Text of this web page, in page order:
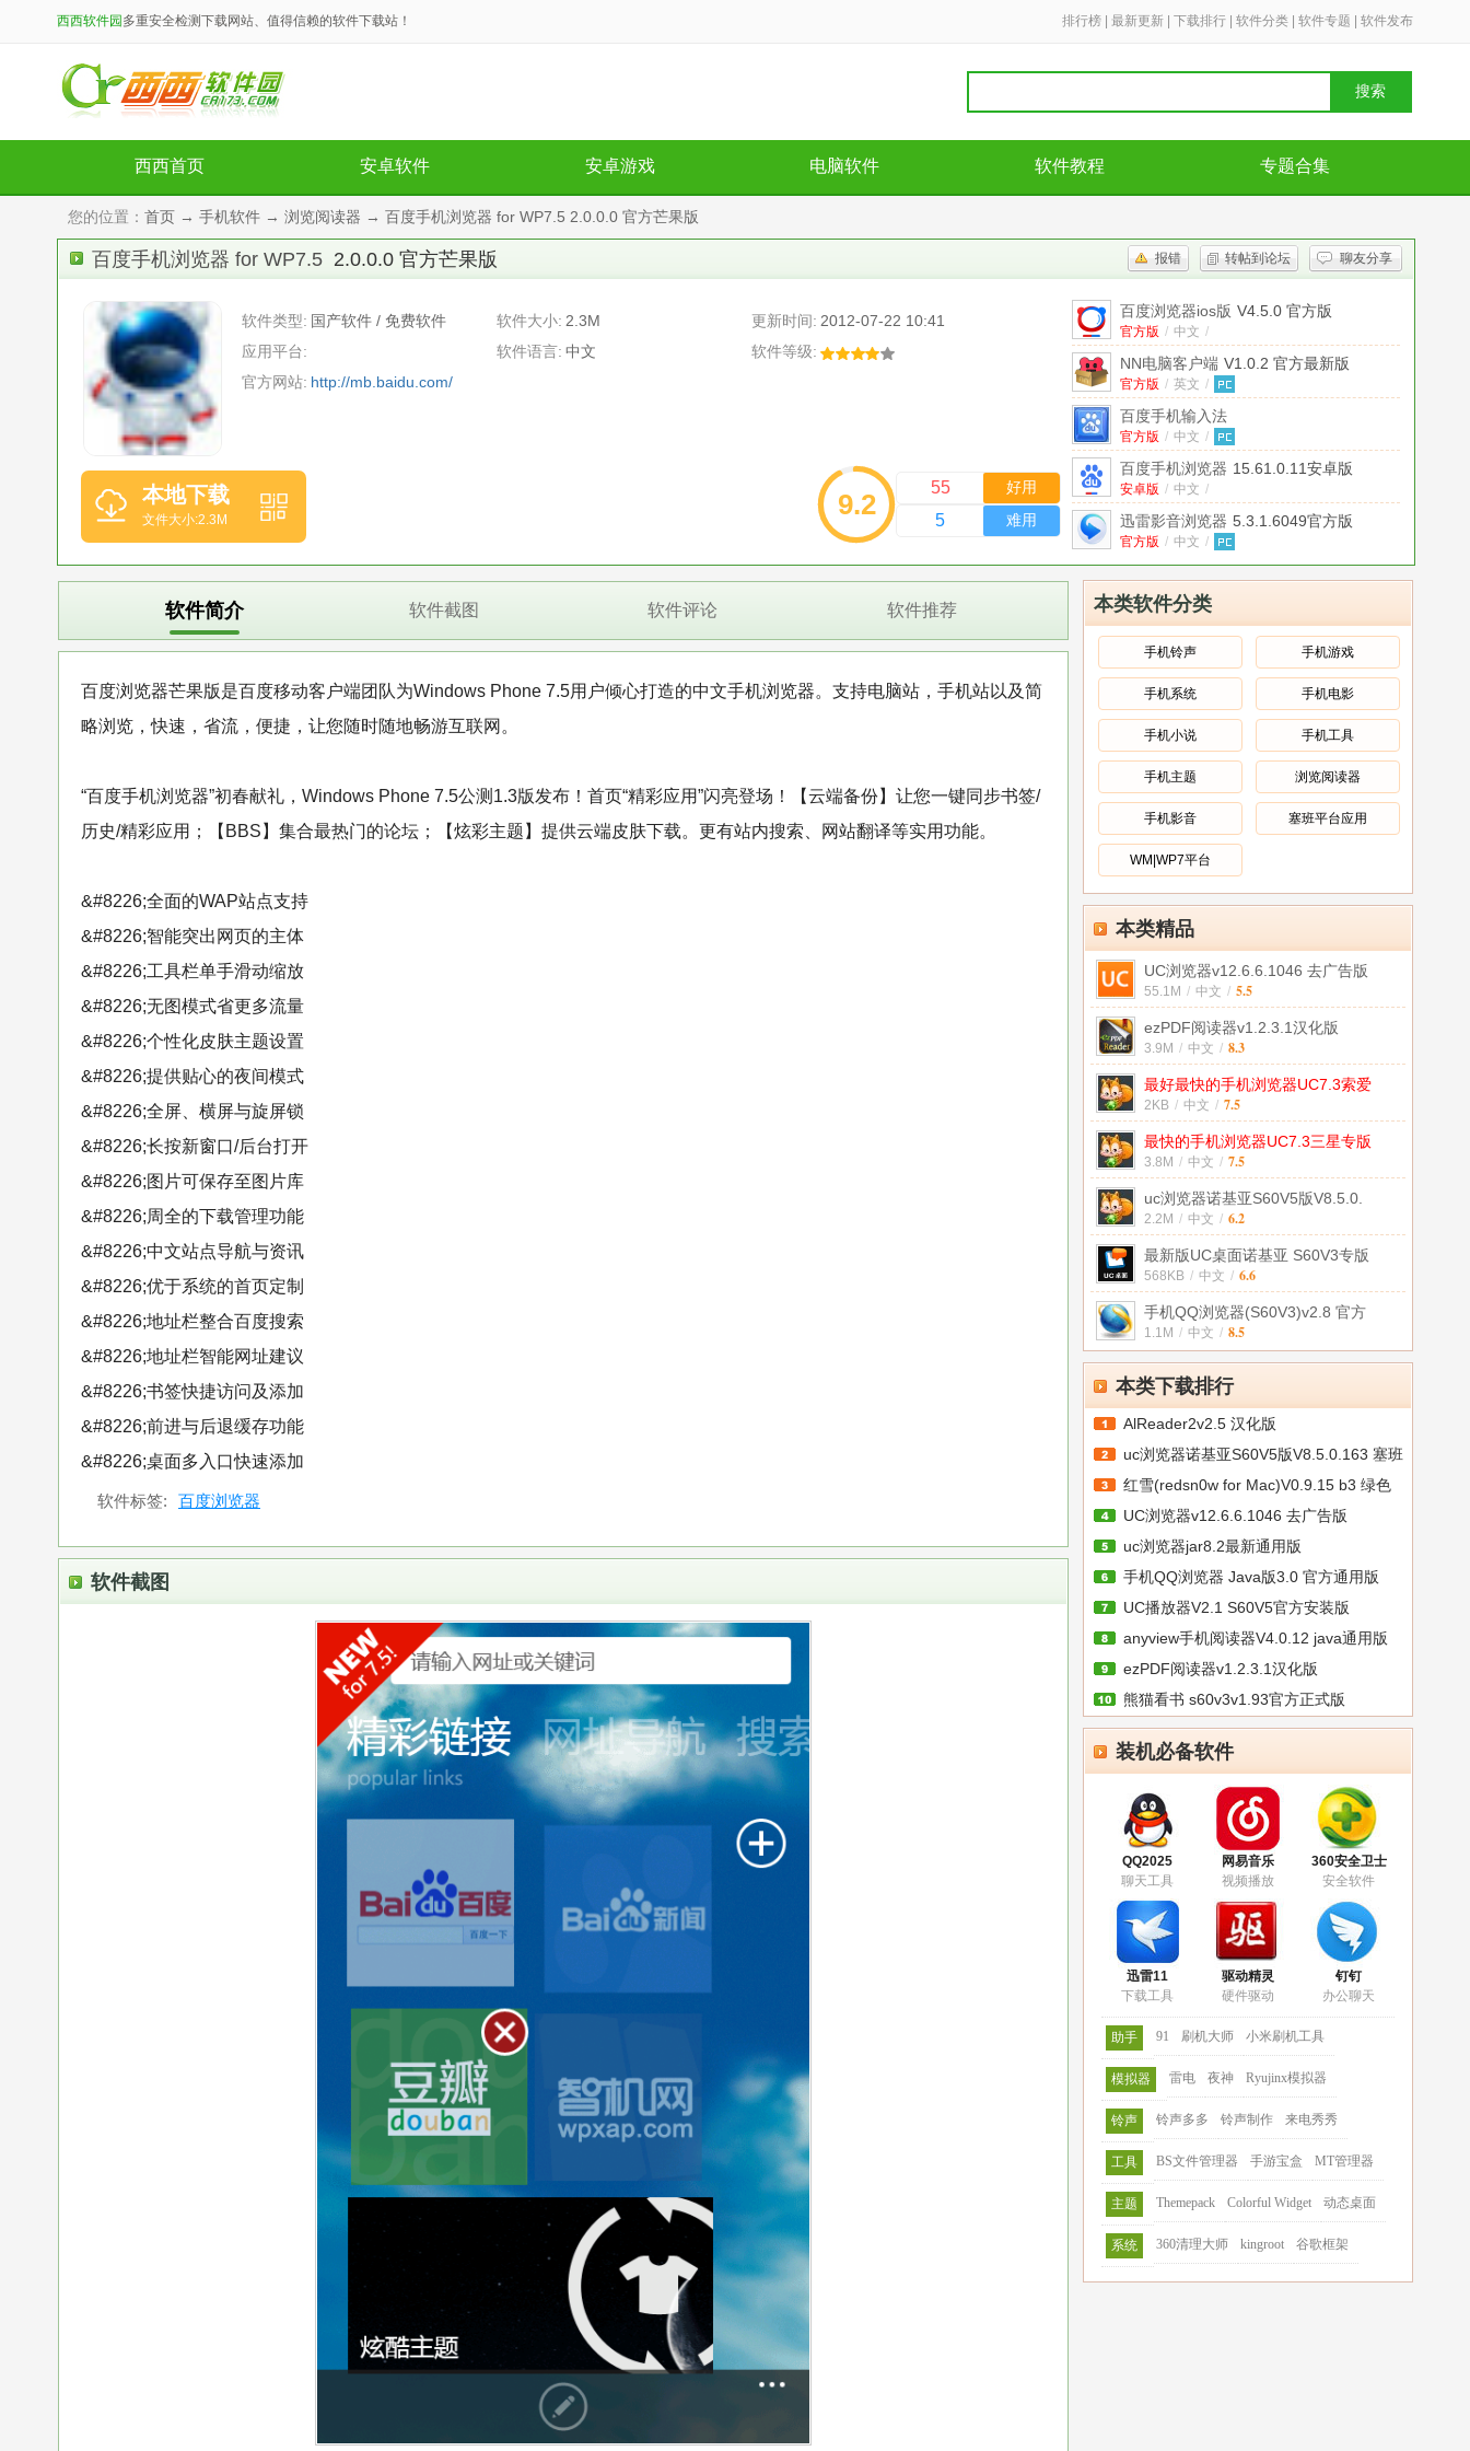
西西软件园 多重安全检测下载网站、值得信赖的软件下载站！ 排行榜 最新更新 下载排行 软件分类 软件专题 软件发布
搜索
西西首页 安卓软件 安卓游戏 电脑软件 软件教程 专题合集
您的位置： 首页 → 手机软件 → 浏览阅读器 → 百度手机浏览器 for WP7.5 2.0.0.0 官方芒果版
百度手机浏览器 for WP7.5 2.0.0.0 官方芒果版 报错 转帖到论坛 聊友分享
软件类型: 国产软件 / 免费软件 软件大小: 2.3M 更新时间: 2012-07-22 10:41
应用平台:
软件语言: 中文
软件等级:
官方网站: http://mb.baidu.com/
本地下载
文件大小:2.3M 9.2
55 好用
5 难用
百度浏览器ios版 V4.5.0 官方版
官方版 / 中文 /
NN电脑客户端 V1.0.2 官方最新版
官方版 / 英文 /
百度手机输入法
S60(V2,V3,V5) v3.0.1000e 官方正式版
官方版 / 中文 /
百度手机浏览器 15.61.0.11安卓版
安卓版 / 中文 /
迅雷影音浏览器 5.3.1.6049官方版
官方版 / 中文 /
本类软件分类
手机铃声 手机游戏
手机系统 手机电影
手机小说 手机工具
手机主题 浏览阅读器
手机影音 塞班平台应用
WM|WP7平台
本类精品
UC浏览器v12.6.6.1046 去广告版
55.1M / 中文 / 5.5
ezPDF阅读器v1.2.3.1汉化版
3.9M / 中文 / 8.3
最好最快的手机浏览器UC7.3索爱
2KB / 中文 / 7.5
最快的手机浏览器UC7.3三星专版
3.8M / 中文 / 7.5
uc浏览器诺基亚S60V5版V8.5.0.
2.2M / 中文 / 6.2
最新版UC桌面诺基亚 S60V3专版
568KB / 中文 / 6.6
手机QQ浏览器(S60V3)v2.8 官方
1.1M / 中文 / 8.5
本类下载排行
AlReader2v2.5 汉化版
uc浏览器诺基亚S60V5版V8.5.0.163 塞班
红雪(redsn0w for Mac)V0.9.15 b3 绿色
UC浏览器v12.6.6.1046 去广告版
uc浏览器jar8.2最新通用版
手机QQ浏览器 Java版3.0 官方通用版
UC播放器V2.1 S60V5官方安装版
anyview手机阅读器V4.0.12 java通用版
ezPDF阅读器v1.2.3.1汉化版
熊猫看书 s60v3v1.93官方正式版
装机必备软件
QQ2025
聊天工具
网易音乐
视频播放
360安全卫士
安全软件
迅雷11
下载工具
驱动精灵
硬件驱动
钉钉
办公聊天
助手 91 刷机大师 小米刷机工具
模拟器 雷电 夜神 Ryujinx模拟器
铃声 铃声多多 铃声制作 来电秀秀
工具 BS文件管理器 手游宝盒 MT管理器
主题 Themepack Colorful Widget 动态桌面
系统 360清理大师 kingroot 谷歌框架
软件简介 软件截图 软件评论 软件推荐
百度浏览器芒果版是百度移动客户端团队为Windows Phone 7.5用户倾心打造的中文手机浏览器。支持电脑站，手机站以及简
略浏览，快速，省流，便捷，让您随时随地畅游互联网。
“百度手机浏览器”初春献礼，Windows Phone 7.5公测1.3版发布！首页“精彩应用”闪亮登场！【云端备份】让您一键同步书签/
历史/精彩应用；【BBS】集合最热门的论坛；【炫彩主题】提供云端皮肤下载。更有站内搜索、网站翻译等实用功能。
&#8226;全面的WAP站点支持
&#8226;智能突出网页的主体
&#8226;工具栏单手滑动缩放
&#8226;无图模式省更多流量
&#8226;个性化皮肤主题设置
&#8226;提供贴心的夜间模式
&#8226;全屏、横屏与旋屏锁
&#8226;长按新窗口/后台打开
&#8226;图片可保存至图片库
&#8226;周全的下载管理功能
&#8226;中文站点导航与资讯
&#8226;优于系统的首页定制
&#8226;地址栏整合百度搜索
&#8226;地址栏智能网址建议
&#8226;书签快捷访问及添加
&#8226;前进与后退缓存功能
&#8226;桌面多入口快速添加
软件标签: 百度浏览器
软件截图